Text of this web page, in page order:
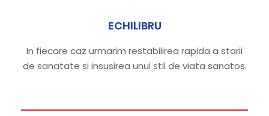
ECHILIBRU
In fiecare caz urmarim restabilirea rapida a starii
de sanatate si insusirea unui stil de viata sanatos.